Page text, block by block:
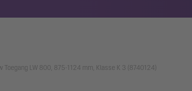
Toegang LW 800, 875-1124 mm, Klasse K 3 (8740124)